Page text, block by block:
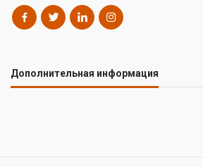
Дополнительная информация